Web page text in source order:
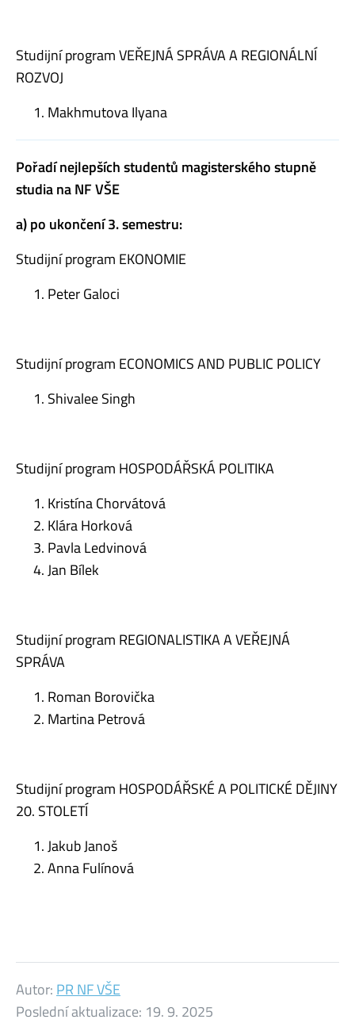
Studijní program VEŘEJNÁ SPRÁVA A REGIONÁLNÍ
ROZVOJ
Makhmutova Ilyana
Pořadí nejlepších studentů magisterského stupně
studia na NF VŠE
a) po ukončení 3. semestru:
Studijní program EKONOMIE
Peter Galoci
Studijní program ECONOMICS AND PUBLIC POLICY
Shivalee Singh
Studijní program HOSPODÁŘSKÁ POLITIKA
Kristína Chorvátová
Klára Horková
Pavla Ledvinová
Jan Bílek
Studijní program REGIONALISTIKA A VEŘEJNÁ
SPRÁVA
Roman Borovička
Martina Petrová
Studijní program HOSPODÁŘSKÉ A POLITICKÉ DĚJINY
20. STOLETÍ
Jakub Janoš
Anna Fulínová
Autor: PR NF VŠE
Poslední aktualizace: 19. 9. 2025